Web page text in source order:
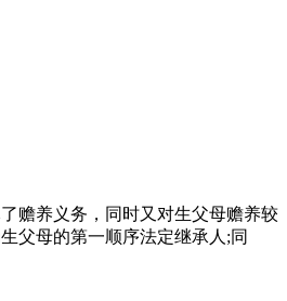
赡养义务，同时又对生父母赡养较
父母的第一顺序法定继承人;同